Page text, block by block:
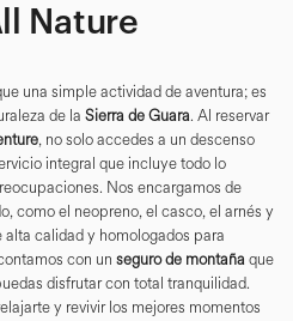
Nature
una simple actividad de aventura; es
de la Sierra de Guara. Al reservar
, no solo accedes a un descenso
integral que incluye todo lo
Nos encargamos de
como el neopreno, el casco, el arnés y
calidad y homologados para
con un seguro de montañaque
disfrutar con total tranquilidad.
y revivir los mejores momentos